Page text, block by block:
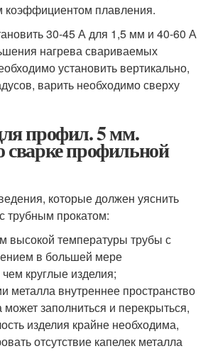
коэффициентом плавления.
30-45 А для 1,5 мм и 40-60 А
нагрева свариваемых
установить вертикально,
варить необходимо сверху
профил. 5 мм.
профильной
которые должен уяснить
трубным прокатом:
высокой температуры трубы с
в большей мере
круглые изделия;
металла внутреннее пространство
может заполниться и перекрыться,
изделия крайне необходима,
отсутствие капелек металла